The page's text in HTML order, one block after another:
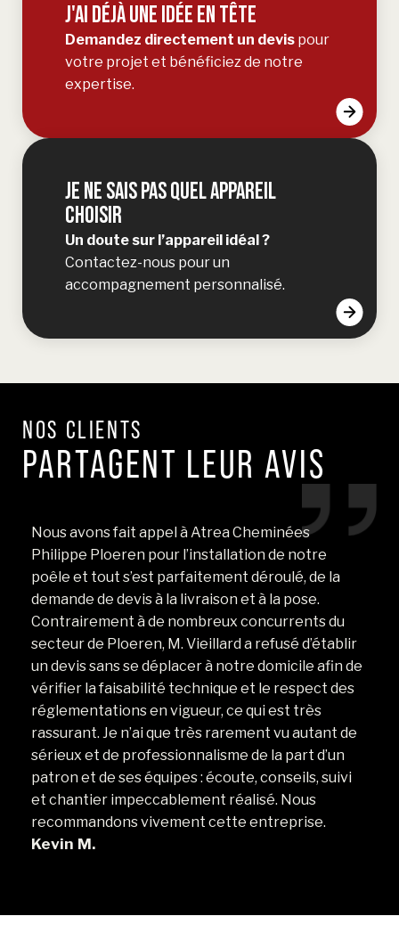
J'AI DÉJÀ UNE IDÉE EN TÊTE
Demandez directement un devis pour
votre projet et bénéficiez de notre
expertise.
JE NE SAIS PAS QUEL APPAREIL
CHOISIR
Un doute sur l’appareil idéal ?
Contactez-nous pour un
accompagnement personnalisé.
NOS CLIENTS
PARTAGENT LEUR AVIS
Nous avons fait appel à Atrea Cheminées
Philippe Ploeren pour l’installation de notre
poêle et tout s’est parfaitement déroulé, de la
demande de devis à la livraison et à la pose.
Contrairement à de nombreux concurrents du
secteur de Ploeren, M. Vieillard a refusé d’établir
un devis sans se déplacer à notre domicile afin de
vérifier la faisabilité technique et le respect des
réglementations en vigueur, ce qui est très
rassurant. Je n’ai que très rarement vu autant de
sérieux et de professionnalisme de la part d’un
patron et de ses équipes : écoute, conseils, suivi
et chantier impeccablement réalisé. Nous
recommandons vivement cette entreprise.
Kevin M.